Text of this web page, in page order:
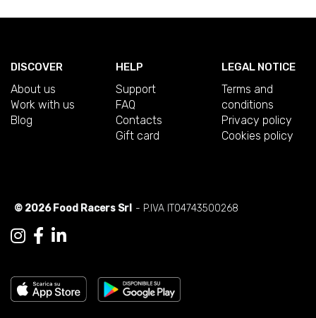
DISCOVER
About us
Work with us
Blog
HELP
Support
FAQ
Contacts
Gift card
LEGAL NOTICE
Terms and
conditions
Privacy policy
Cookies policy
© 2026 Food Racers Srl - P.IVA IT04743500268